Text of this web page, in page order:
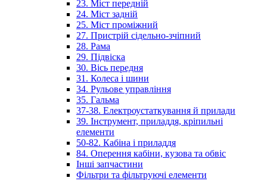
23. Міст передній
24. Міст задній
25. Міст проміжний
27. Пристрій сідельно-зчіпний
28. Рама
29. Підвіска
30. Вісь передня
31. Колеса і шини
34. Рульове управління
35. Гальма
37-38. Електроустаткування й прилади
39. Інструмент, приладдя, кріпильні
елементи
50-82. Кабіна і приладдя
84. Оперення кабіни, кузова та обвіс
Інші запчастини
Фільтри та фільтруючі елементи